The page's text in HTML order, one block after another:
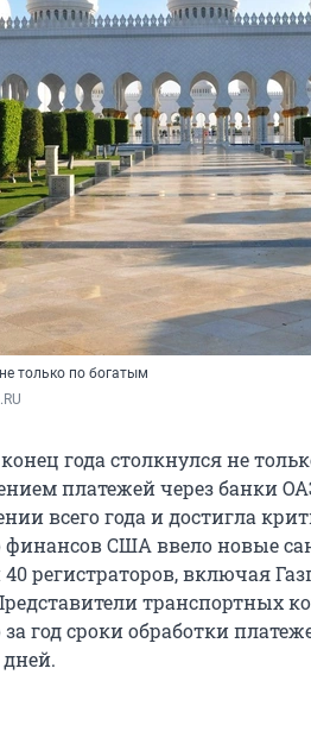
только по богатым
года столкнулся не
платежей через банки
всего года и достигла
финансов США ввело новые
регистраторов, включая
транспортных
год сроки обработки